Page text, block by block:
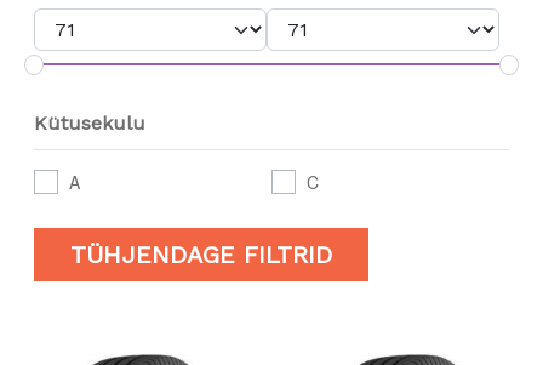
Kütusekulu
A C
TÜHJENDAGE FILTRID